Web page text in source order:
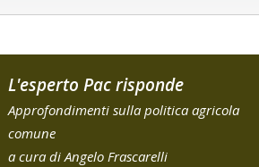
L'esperto Pac risponde
Approfondimenti sulla politica agricola
comune
a cura di Angelo Frascarelli